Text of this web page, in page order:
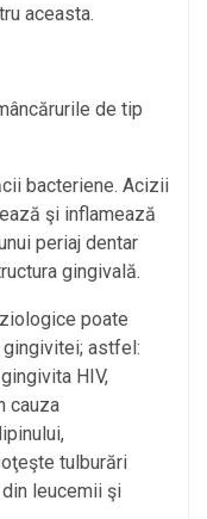
aceasta.
de tip
bacteriene. Acizii
şi inflamează
periaj dentar
gingivală.
poate
astfel:
HIV,
cauza
tulburări
leucemii şi